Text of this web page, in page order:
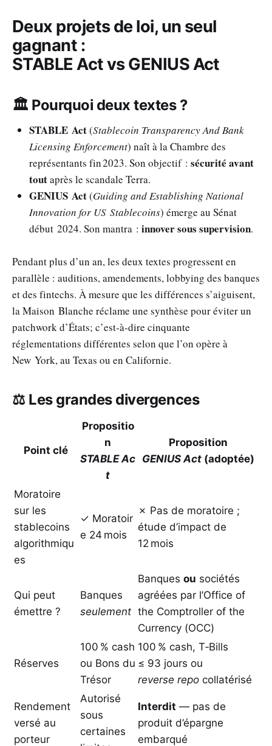
Deux projets de loi, un seul
gagnant :
STABLE Act vs GENIUS Act
🏛️ Pourquoi deux textes ?
STABLE Act(Stablecoin Transparency And Bank
Licensing Enforcement) naît à la Chambre des
représentants fin 2023. Son objectif : sécurité avant
toutaprès le scandale Terra.
GENIUS Act(Guiding and Establishing National
Innovation for US Stablecoins) émerge au Sénat
début 2024. Son mantra : innover sous supervision.
Pendant plus d’un an, les deux textes progressent en
parallèle : auditions, amendements, lobbying des banques
et des fintechs. À mesure que les différences s’aiguisent,
la Maison Blanche réclame une synthèse pour éviter un
patchwork d’États; c’est‑à‑dire cinquante
réglementations différentes selon que l’on opère à
New York, au Texas ou en Californie.
⚖️ Les grandes divergences
Point clé
Propositio
n
STABLE Ac
t
Proposition
GENIUS Act(adoptée)
Moratoire
sur les
stablecoins
algorithmiqu
es
✓ Moratoir
e 24 mois
✗ Pas de moratoire ;
étude d’impact de
12 mois
Qui peut
émettre ?
Banques
seulement
Banques ou sociétés
agréées par l’Office of
the Comptroller of the
Currency (OCC)
Réserves
100 % cash
ou Bons du
Trésor
100 % cash, T‑Bills
≤ 93 jours ou
reverse repo collatérisé
Rendement
versé au
porteur
Autorisé
sous
certaines
Interdit — pas de
produit d’épargne
embarqué